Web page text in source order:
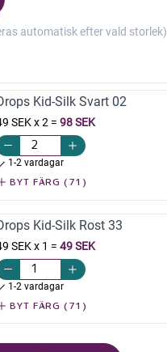
automatisk efter vald storlek)
Kid-Silk Svart 02
SEK x 2 = 98 SEK
1-2 vardagar
BYT FÄRG (71)
Kid-Silk Rost 33
SEK x 1 = 49 SEK
1-2 vardagar
BYT FÄRG (71)